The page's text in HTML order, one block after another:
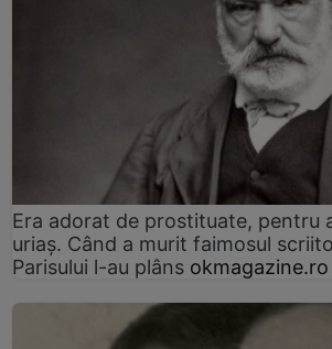
Era adorat de prostituate, pentru
uriaș. Când a murit faimosul
Parisului l-au plâns okmagazine.ro